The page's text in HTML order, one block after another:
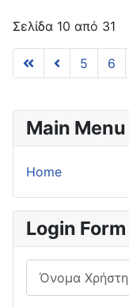
Σελίδα 10 από 31
5 6
Main Menu
Home
Login Form
Όνομα Χρήστη